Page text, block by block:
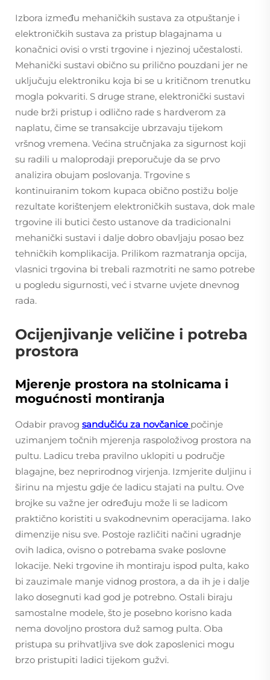
Izbora između mehaničkih sustava za otpuštanje i
elektroničkih sustava za pristup blagajnama u
konačnici ovisi o vrsti trgovine i njezinoj učestalosti.
Mehanički sustavi obično su prilično pouzdani jer ne
uključuju elektroniku koja bi se u kritičnom trenutku
mogla pokvariti. S druge strane, elektronički sustavi
nude brži pristup i odlično rade s hardverom za
naplatu, čime se transakcije ubrzavaju tijekom
vršnog vremena. Većina stručnjaka za sigurnost koji
su radili u maloprodaji preporučuje da se prvo
analizira obujam poslovanja. Trgovine s
kontinuiranim tokom kupaca obično postižu bolje
rezultate korištenjem elektroničkih sustava, dok male
trgovine ili butici često ustanove da tradicionalni
mehanički sustavi i dalje dobro obavljaju posao bez
tehničkih komplikacija. Prilikom razmatranja opcija,
vlasnici trgovina bi trebali razmotriti ne samo potrebe
u pogledu sigurnosti, već i stvarne uvjete dnevnog
rada.
Ocijenjivanje veličine i potreba
prostora
Mjerenje prostora na stolnicama i
mogućnosti montiranja
Odabir pravog sandučiću za novčanice počinje
uzimanjem točnih mjerenja raspoloživog prostora na
pultu. Ladicu treba pravilno uklopiti u područje
blagajne, bez neprirodnog virjenja. Izmjerite duljinu i
širinu na mjestu gdje će ladicu stajati na pultu. Ove
brojke su važne jer određuju može li se ladicom
praktično koristiti u svakodnevnim operacijama. Iako
dimenzije nisu sve. Postoje različiti načini ugradnje
ovih ladica, ovisno o potrebama svake poslovne
lokacije. Neki trgovine ih montiraju ispod pulta, kako
bi zauzimale manje vidnog prostora, a da ih je i dalje
lako dosegnuti kad god je potrebno. Ostali biraju
samostalne modele, što je posebno korisno kada
nema dovoljno prostora duž samog pulta. Oba
pristupa su prihvatljiva sve dok zaposlenici mogu
brzo pristupiti ladici tijekom gužvi.